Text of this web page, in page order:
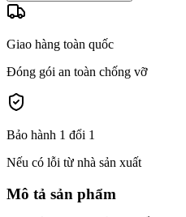
Giao hàng toàn quốc
Đóng gói an toàn chống vỡ
Bảo hành 1 đổi 1
Nếu có lỗi từ nhà sản xuất
Mô tả sản phẩm